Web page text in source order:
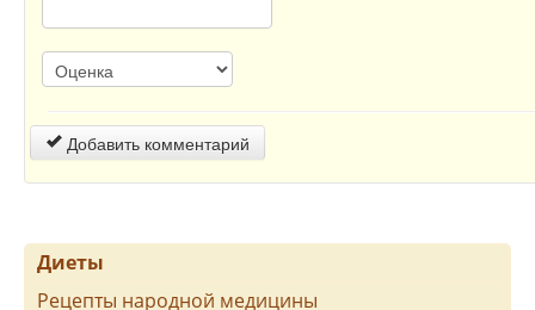
Добавить комментарий
Диеты
Рецепты народной медицины